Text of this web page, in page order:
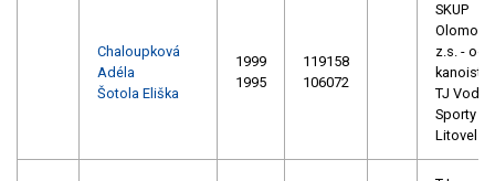
Chaloupková
Adéla
Šotola Eliška
1999
1995
119158
106072
SKUP
z.s. -
TJ Vodní
Sporty
Litovel